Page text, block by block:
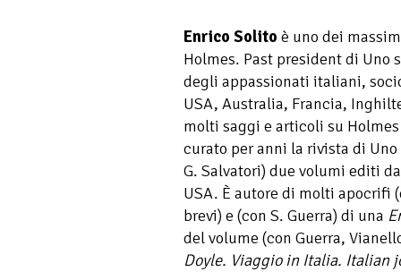
Enrico Solito è uno dei
Holmes. Past president di Uno
degli appassionati italiani,
USA, Australia, Francia,
molti saggi e articoli su
curato per anni la rivista di
G. Salvatori) due volumi editi
USA. È autore di molti apocrifi
brevi) e (con S. Guerra) di una
del volume (con Guerra,
Doyle. Viaggio in Italia. Italian